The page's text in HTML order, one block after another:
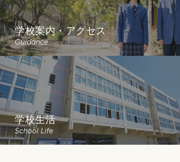
学校案内・アクセス
Guidance
学校生活
School Life